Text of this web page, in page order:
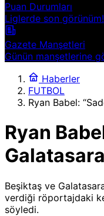
Puan Durumları
Liglerde son görünüm!
Gazete Manşetleri
Günün manşetlerine
Haberler
FUTBOL
Ryan Babel:
Ryan
Beşiktaş ve
verdiği röportajdaki
söyledi.